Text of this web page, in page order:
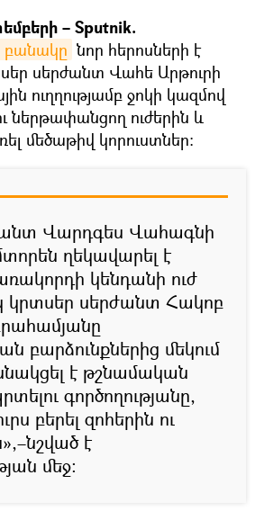
– Sputnik.
նոր հերոսների է
սերժանտ Վահե Արթուրի
ուղղությամբ ջոկի կազմով
ներթափանցող ուժերին և
մեծաթիվ կորուստներ:
Վարդգես Վահագնի
ղեկավարել է
կենդանի ուժ
կրտսեր սերժանտ Հակոբ
բարձունքներից մեկում
է թշնամական
գործողությանը,
բերել զոհերին ու
է
մեջ։